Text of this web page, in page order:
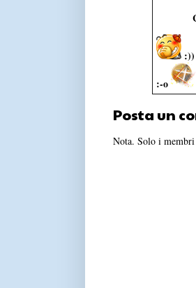
:))
:-o
Posta un
Nota. Solo i membri